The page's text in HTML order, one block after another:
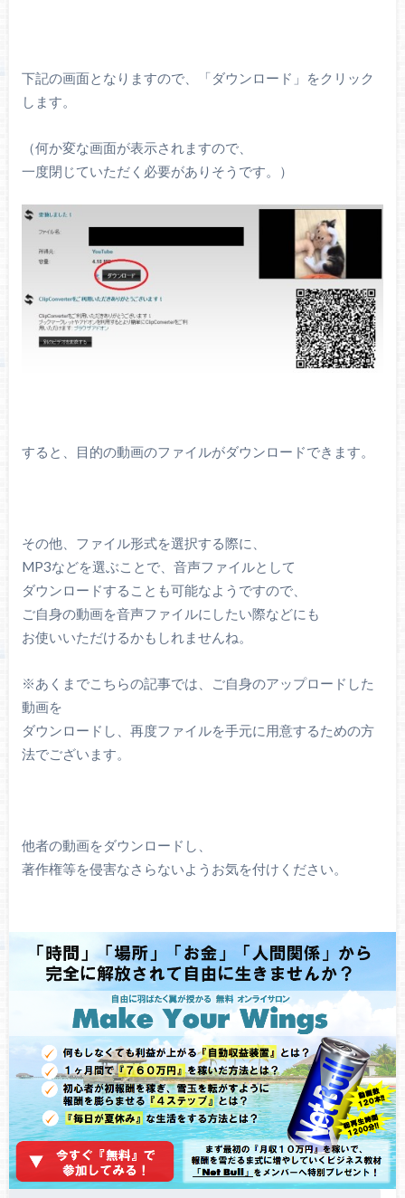
下記の画面となりますので、「ダウンロード」をクリック
します。
（何か変な画面が表示されますので、
一度閉じていただく必要がありそうです。）
すると、目的の動画のファイルがダウンロードできます。
その他、ファイル形式を選択する際に、
MP3などを選ぶことで、音声ファイルとして
ダウンロードすることも可能なようですので、
ご自身の動画を音声ファイルにしたい際などにも
お使いいただけるかもしれませんね。
※あくまでこちらの記事では、ご自身のアップロードした
動画を
ダウンロードし、再度ファイルを手元に用意するための方
法でございます。
他者の動画をダウンロードし、
著作権等を侵害なさらないようお気を付けください。